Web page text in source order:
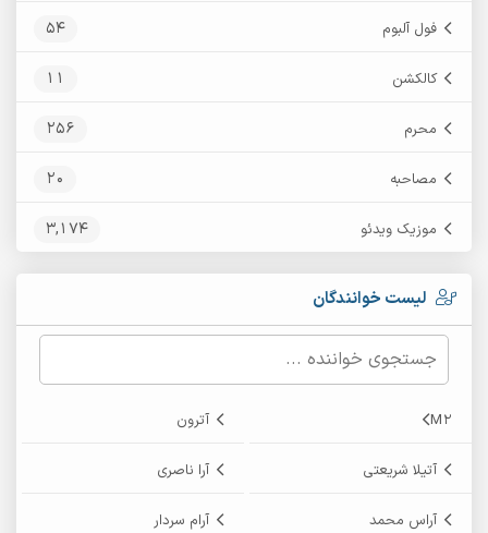
فول آلبوم 54
کالکشن 11
محرم 256
مصاحبه 20
موزیک ویدئو 3,174
لیست خوانندگان
M2 آترون
آتیلا شریعتی آرا ناصری
آراس محمد آرام سردار